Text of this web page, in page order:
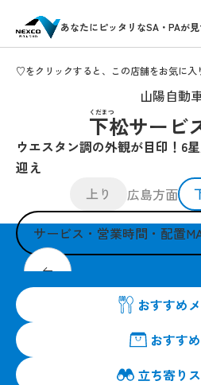
あなたにピッタリなSA・PAが見
♡をクリックすると、この店舗をお気に入
山陽自動
下松サービ
くだまつ
ウエスタン調の外観が目印！6
迎え
上り
広島方面
サービス・営業時間・配置
山口県はもちろん広島県土産も充実
おすすめ
おすす
立ち寄り